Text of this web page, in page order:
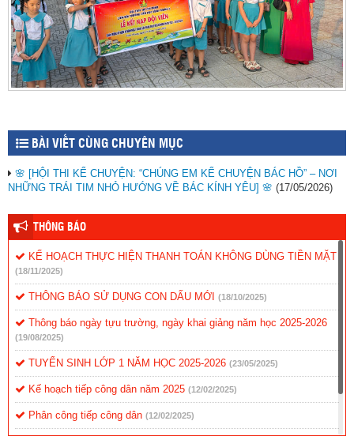
BÀI VIẾT CÙNG CHUYÊN MỤC
🌸 [HỘI THI KỂ CHUYỆN: “CHÚNG EM KỂ CHUYỆN BÁC HỒ” – NƠI
NHỮNG TRÁI TIM NHỎ HƯỚNG VỀ BÁC KÍNH YÊU] 🌸 (17/05/2026)
THÔNG BÁO
KẾ HOẠCH THỰC HIỆN THANH TOÁN KHÔNG DÙNG TIỀN MẶT
(18/11/2025)
THÔNG BÁO SỬ DỤNG CON DẤU MỚI (18/10/2025)
Thông báo ngày tựu trường, ngày khai giảng năm học 2025-2026
(19/08/2025)
TUYỂN SINH LỚP 1 NĂM HỌC 2025-2026 (23/05/2025)
Kế hoạch tiếp công dân năm 2025 (12/02/2025)
Phân công tiếp công dân (12/02/2025)